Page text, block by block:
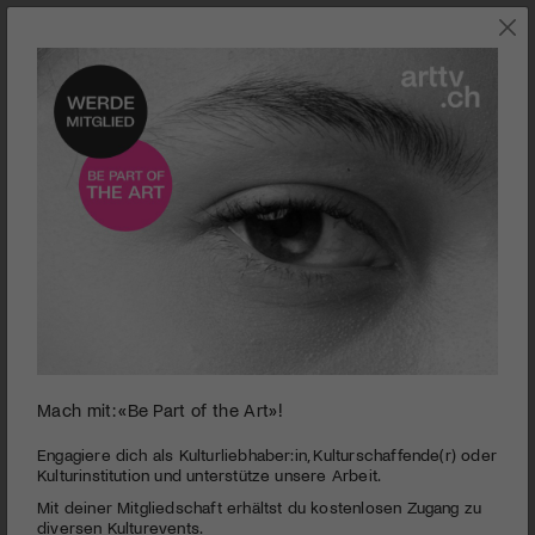
THEATER
seconds
minutes,
34
Schlossfestspiele Hagenwil | Die Affäre Rue de
Lourcine
PUBLIZIERT AM 21. AUGUST 2018
Mach mit: «Be Part of the Art»!
Engagiere dich als Kulturliebhaber:in, Kulturschaffende(r) oder
Kulturinstitution und unterstütze unsere Arbeit.
Mit deiner Mitgliedschaft erhältst du kostenlosen Zugang zu
diversen Kulturevents.